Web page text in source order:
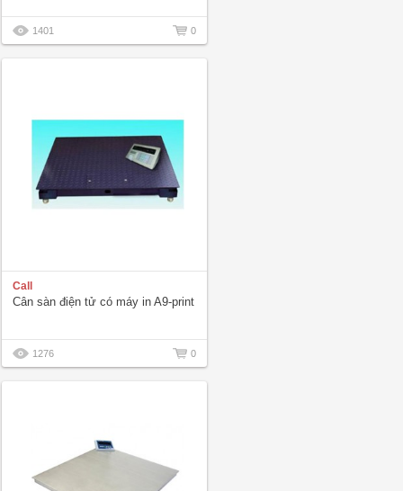
1401 0
Call
Cân sàn điện tử có máy in A9-print
1276 0